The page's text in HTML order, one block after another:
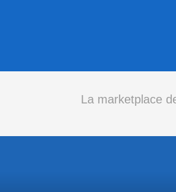
La marketplace